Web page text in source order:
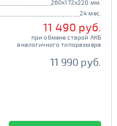
260x172x220 мм.
24 мес.
11 490 руб.
при обмене старой АКБ
аналогичного типоразмера
11 990 руб.